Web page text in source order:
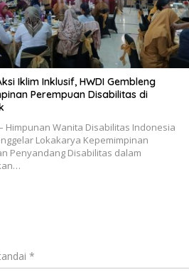
Iklim Inklusif, HWDI Gembleng
Perempuan Disabilitas di
Himpunan Wanita Disabilitas Indonesia
Lokakarya Kepemimpinan
Penyandang Disabilitas dalam
*